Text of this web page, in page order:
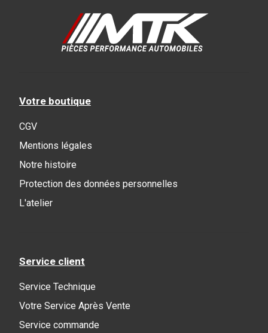
Votre boutique
CGV
Mentions légales
Notre histoire
Protection des données personnelles
L'atelier
Service client
Service Technique
Votre Service Après Vente
Service commande